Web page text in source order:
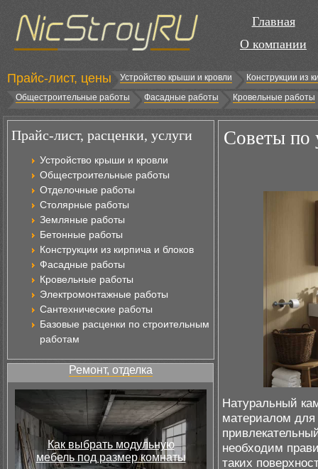
Главная
О компании
Прайс-лист, цены Устройство крыши и кровли
Конструкции из
Общестроительные работы
Фасадные работы Кровельные работы
Прайс-лист, расценки, услуги
Устройство крыши и кровли
Общестроительные работы
Отделочные работы
Столярные работы
Земляные работы
Бетонные работы
Конструкции из кирпича и блоков
Фасадные работы
Кровельные работы
Электромонтажные работы
Сантехнические работы
Базовые расценки по строительным
работам
Ремонт, отделка
Как выбрать модульную
мебель под размер комнаты
Советы по
Натуральный
материалом для
необходим
таких